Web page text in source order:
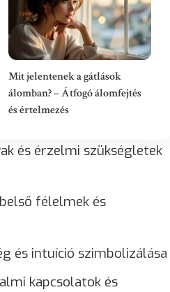
Mit jelentenek a gátlások
álomban? – Átfogó álomfejtés
és értelmezés
és érzelmi szükségletek
félelmek és
és intuíció szimbolizálása
kapcsolatok és